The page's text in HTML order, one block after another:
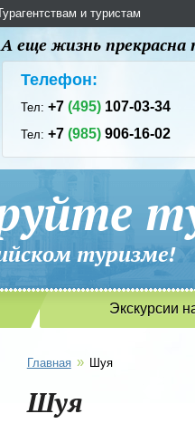
и туристам
еще жизнь
Телефон:
Тел:+7(495) 107-03-34
Тел:+7(985) 906-16-02
Экскурсии
Главная » Шуя
Шуя